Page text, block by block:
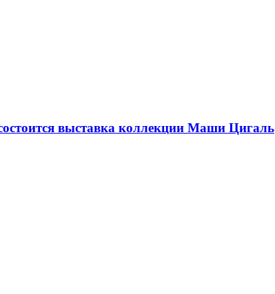
выставка коллекции Маши Цигаль